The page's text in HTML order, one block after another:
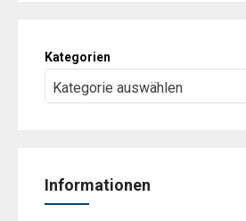
Kategorien
Informationen